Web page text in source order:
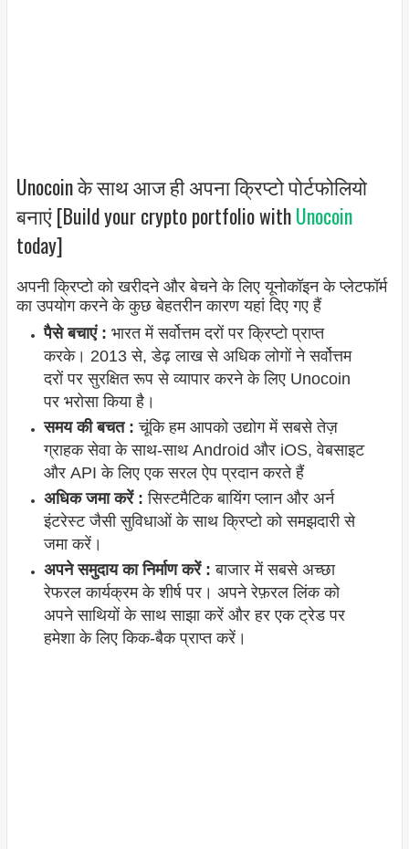
Unocoin के साथ आज ही अपना क्रिप्टो पोर्टफोलियो
बनाएं [Build your crypto portfolio withUnocoin
today]
अपनी क्रिप्टो को खरीदने और बेचने के लिए यूनोकॉइन के प्लेटफॉर्म
का उपयोग करने के कुछ बेहतरीन कारण यहां दिए गए हैं
पैसे बचाएं : भारत में सर्वोत्तम दरों पर क्रिप्टो प्राप्त
करके। 2013 से, डेढ़ लाख से अधिक लोगों ने सर्वोत्तम
दरों पर सुरक्षित रूप से व्यापार करने के लिए Unocoin
पर भरोसा किया है।
समय की बचत : चूंकि हम आपको उद्योग में सबसे तेज़
ग्राहक सेवा के साथ-साथ Android और iOS, वेबसाइट
और API के लिए एक सरल ऐप प्रदान करते हैं
अधिक जमा करें : सिस्टमैटिक बायिंग प्लान और अर्न
इंटरेस्ट जैसी सुविधाओं के साथ क्रिप्टो को समझदारी से
जमा करें।
अपने समुदाय का निर्माण करें : बाजार में सबसे अच्छा
रेफरल कार्यक्रम के शीर्ष पर। अपने रेफ़रल लिंक को
अपने साथियों के साथ साझा करें और हर एक ट्रेड पर
हमेशा के लिए किक-बैक प्राप्त करें।